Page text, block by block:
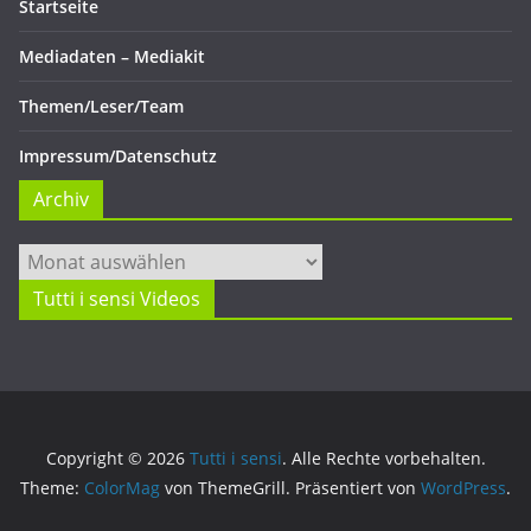
Startseite
Mediadaten – Mediakit
Themen/Leser/Team
Impressum/Datenschutz
Archiv
Archiv
Tutti i sensi Videos
Copyright © 2026 Tutti i sensi. Alle Rechte vorbehalten.
Theme: ColorMag von ThemeGrill. Präsentiert von WordPress.